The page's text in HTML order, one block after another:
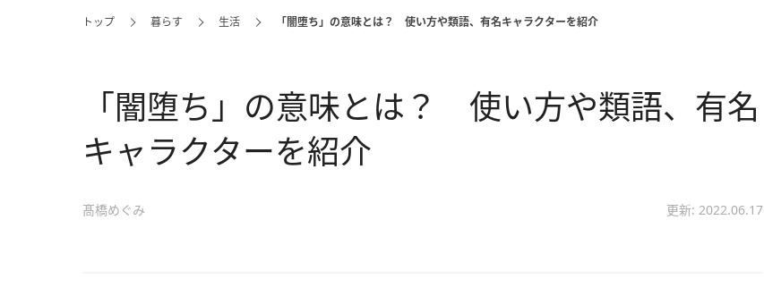
トップ 暮らす 生活 「闇堕ち」の意味とは？ 使い方や類語、有名キャラクターを紹介
「闇堕ち」の意味とは？ 使い方や類語、有名
キャラクターを紹介
髙橋めぐみ 更新: 2022.06.17